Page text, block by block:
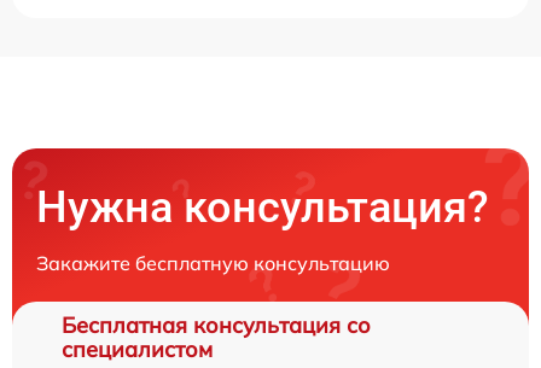
Нужна консультация?
Закажите бесплатную консультацию
Бесплатная консультация со
специалистом